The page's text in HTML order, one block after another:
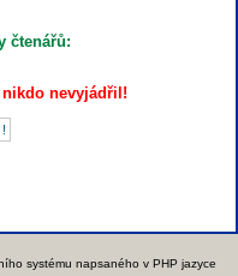
čtenářů:
nevyjádřil!
systému napsaného v PHP jazyce